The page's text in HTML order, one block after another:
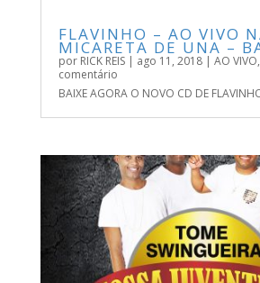
FLAVINHO – AO VIVO
MICARETA DE UNA –
por RICK REIS| ago 11, 2018| AO VIVO,
comentário
BAIXE AGORA O NOVO CD DE